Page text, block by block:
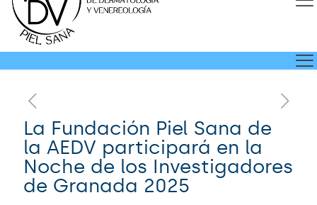
La Fundación Piel Sana de
la AEDV participará en la
Noche de los Investigadores
de Granada 2025